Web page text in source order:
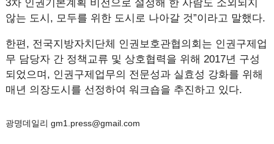
3차 인권기본계획 비전으로 설정해 한 사람도 소외되지
않는 도시, 모두를 위한 도시로 나아갈 것”이라고 말했다.
한편, 전국지방자치단체 인권보호관협의회는 인권구제업
무 담당자 간 정책교류 및 상호협력을 위해 2017년 구성
되었으며, 인권구제업무의 전문성과 실효성 강화를 위해
매년 의장도시를 선정하여 워크숍을 추진하고 있다.
광명데일리 gm1.press@gmail.com